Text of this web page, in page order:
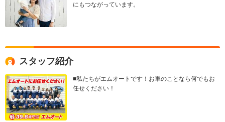
にもつながっています。
スタッフ紹介
■私たちがエムオートです！お車のことなら何でもお
任せください！